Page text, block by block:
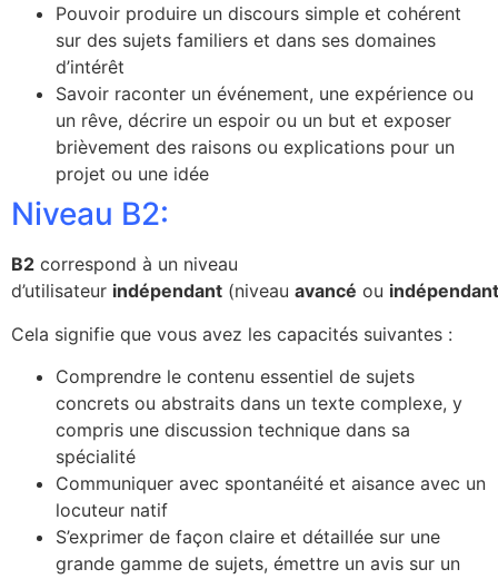
Pouvoir produire un discours simple et cohérent
sur des sujets familiers et dans ses domaines
d’intérêt
Savoir raconter un événement, une expérience ou
un rêve, décrire un espoir ou un but et exposer
brièvement des raisons ou explications pour un
projet ou une idée
Niveau B2:
B2 correspond à un niveau
d’utilisateur indépendant (niveau avancé ou indépendant
Cela signifie que vous avez les capacités suivantes :
Comprendre le contenu essentiel de sujets
concrets ou abstraits dans un texte complexe, y
compris une discussion technique dans sa
spécialité
Communiquer avec spontanéité et aisance avec un
locuteur natif
S’exprimer de façon claire et détaillée sur une
grande gamme de sujets, émettre un avis sur un